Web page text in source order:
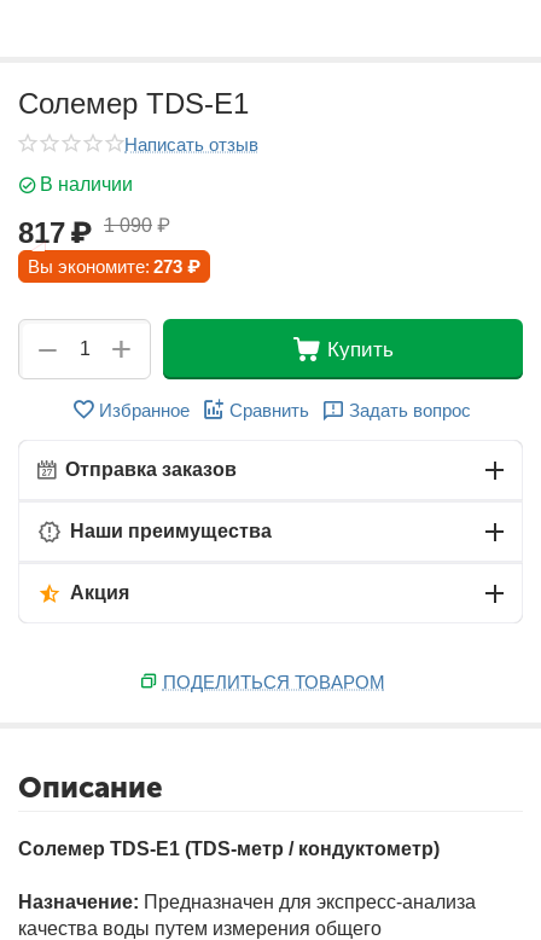
Солемер TDS-E1
Написать отзыв
В наличии
817₽ 1 090 ₽
Вы экономите: 273 ₽
+
− Купить
Избранное Сравнить Задать вопрос
Отправка заказов
Наши преимущества
Акция
ПОДЕЛИТЬСЯ ТОВАРОМ
Описание
Солемер TDS-E1 (TDS-метр / кондуктометр)
Назначение: Предназначен для экспресс-анализа
качества воды путем измерения общего